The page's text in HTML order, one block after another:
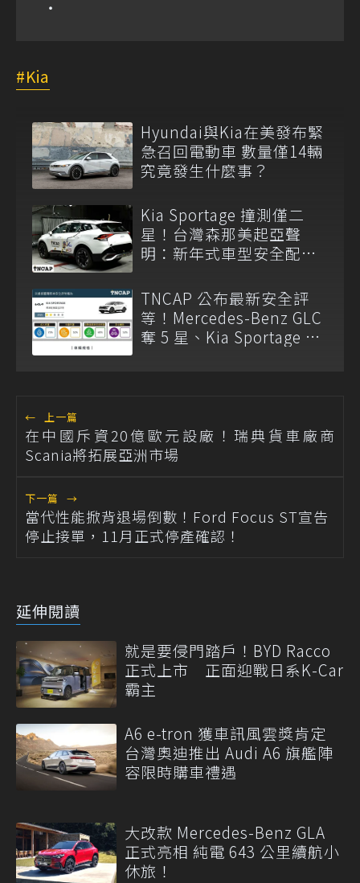
Kia
Hyundai與Kia在美發布緊
急召回電動車 數量僅14輛
究竟發生什麼事？
Kia Sportage 撞測僅二
星！台灣森那美起亞聲
明：新年式車型安全配備
TNCAP 公布最新安全評
等！Mercedes-Benz GLC
奪 5 星、Kia Sportage 僅
← 上一篇
在中國斥資20億歐元設廠！瑞典貨車廠商
Scania將拓展亞洲市場
下一篇 →
當代性能掀背退場倒數！Ford Focus ST宣告
停止接單，11月正式停產確認！
延伸閱讀
就是要侵門踏戶！BYD Racco
正式上市 正面迎戰日系K-Car
霸主
A6 e-tron 獲車訊風雲獎肯定
台灣奧迪推出 Audi A6 旗艦陣
容限時購車禮遇
大改款 Mercedes-Benz GLA
正式亮相 純電 643 公里續航小
休旅！